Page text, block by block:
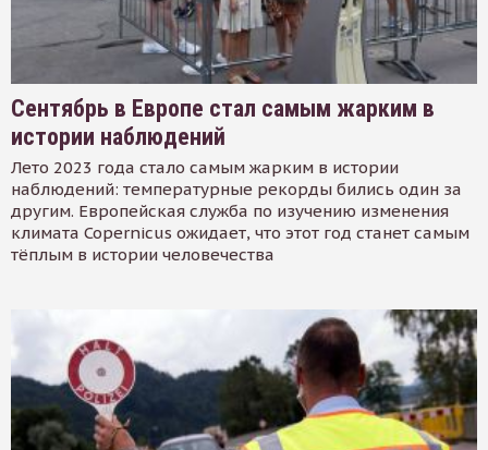
Сентябрь в Европе стал самым жарким в
истории наблюдений
Лето 2023 года стало самым жарким в истории
наблюдений: температурные рекорды бились один за
другим. Европейская служба по изучению изменения
климата Copernicus ожидает, что этот год станет самым
тёплым в истории человечества